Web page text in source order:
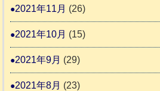
2021年11月 (26)
2021年10月 (15)
2021年9月 (29)
2021年8月 (23)